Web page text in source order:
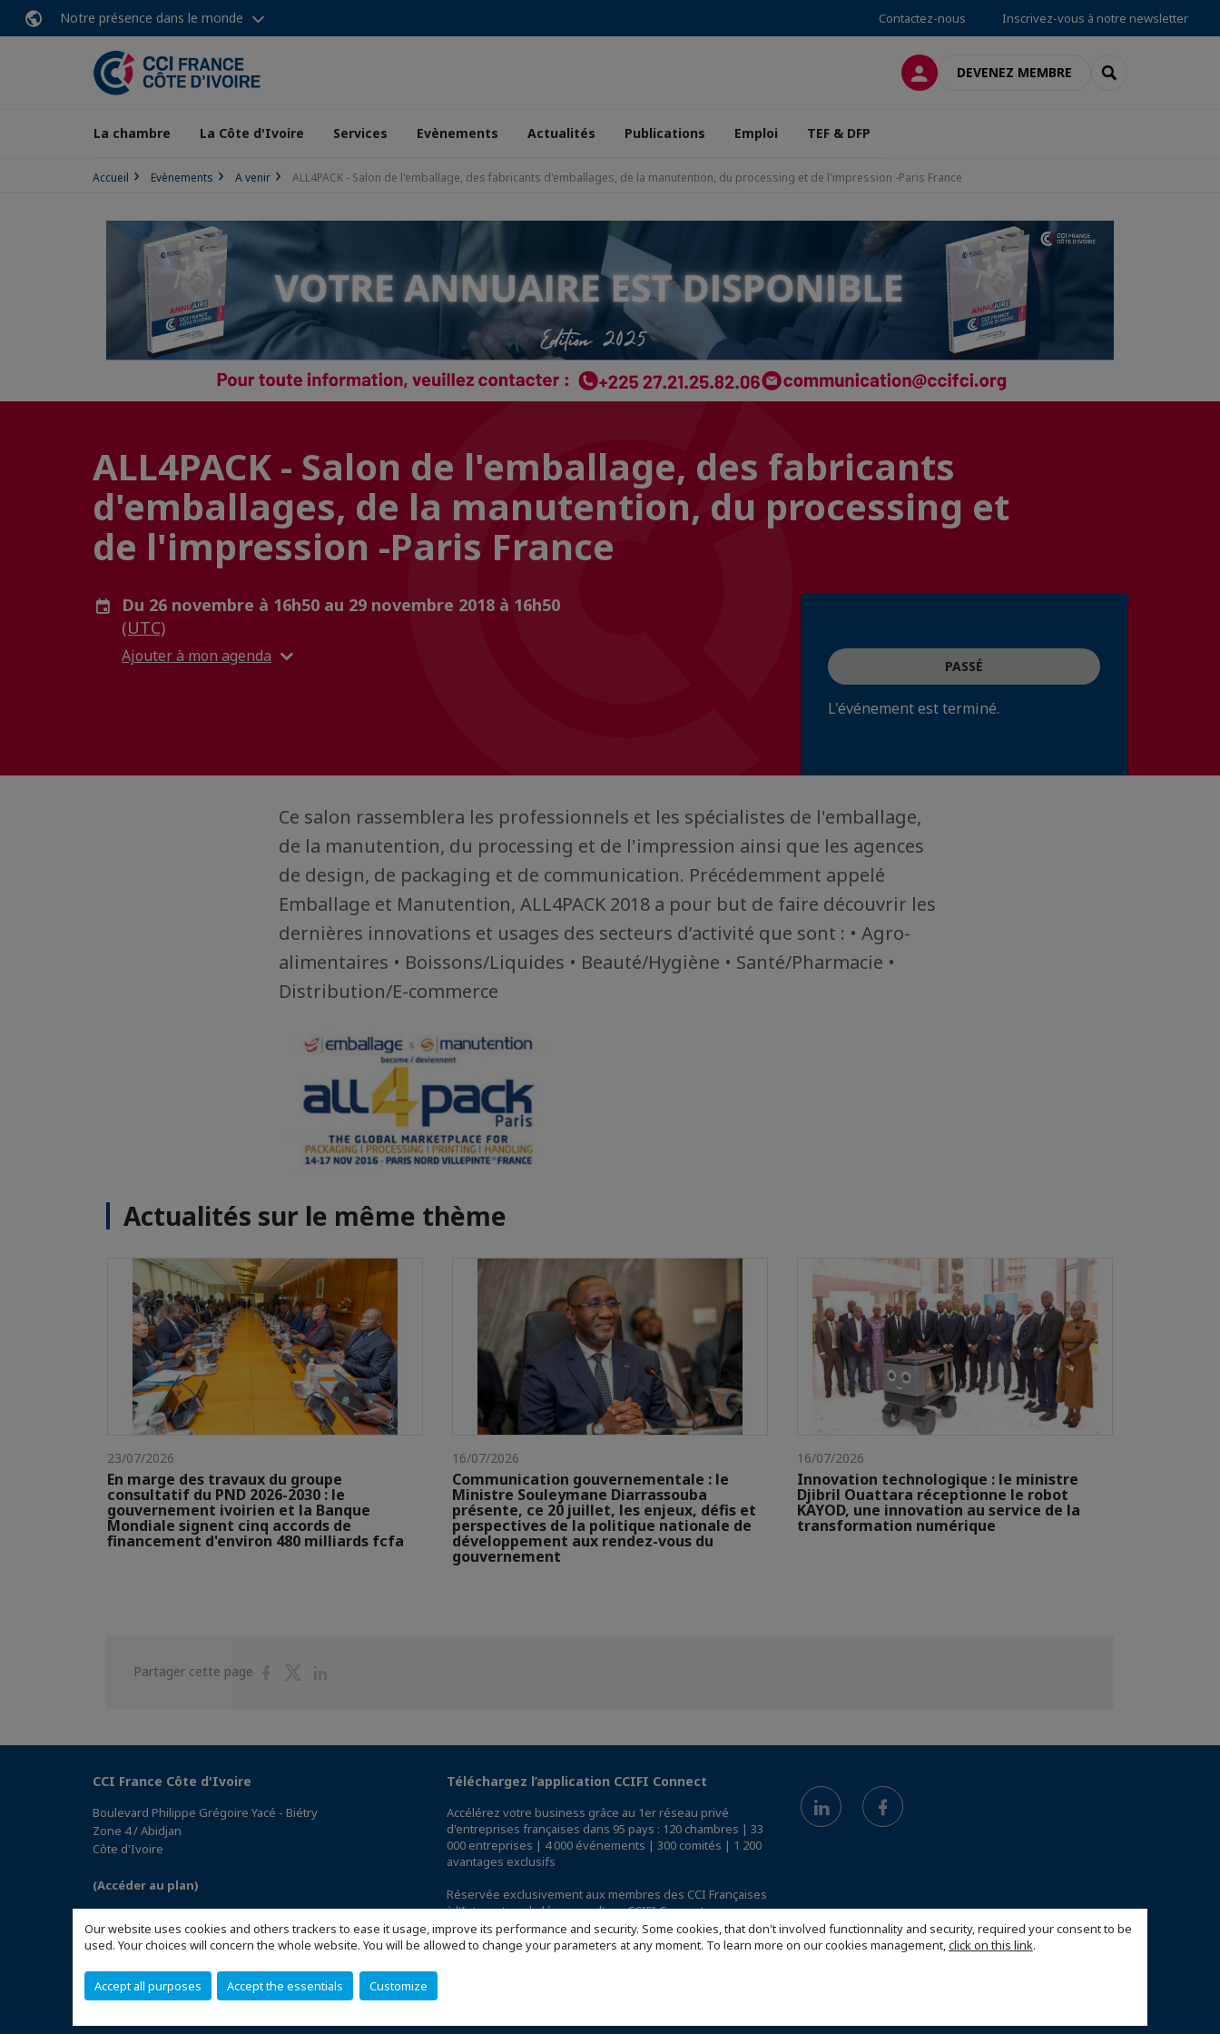
Our website uses cookies and others trackers to ease it usage, improve its performance and security. Some cookies, that don't involved functionnality and security, required your consent to be
used. Your choices will concern the whole website. You will be allowed to change your parameters at any moment. To learn more on our cookies management,click on this link.
Accept all purposes Accept the essentials Customize
Notre présence dans le monde Contactez-nous Inscrivez-vous à notre newsletter
CONNEXIONDEVENEZ MEMBRE RECHERCHER
La chambre La Côte d'Ivoire Services Evènements Actualités Publications Emploi TEF & DFP
Accueil Evènements A venir ALL4PACK - Salon de l'emballage, des fabricants d'emballages, de la manutention, du processing et de l'impression -Paris France
ALL4PACK - Salon de l'emballage, des fabricants
d'emballages, de la manutention, du processing et
de l'impression -Paris France
Du 26 novembre à 16h50 au 29 novembre 2018 à 16h50
(UTC)
Ajouter à mon agenda
PASSÉ
L'événement est terminé.
Ce salon rassemblera les professionnels et les spécialistes de l'emballage,
de la manutention, du processing et de l'impression ainsi que les agences
de design, de packaging et de communication. Précédemment appelé
Emballage et Manutention, ALL4PACK 2018 a pour but de faire découvrir les
dernières innovations et usages des secteurs d’activité que sont : • Agro-
alimentaires • Boissons/Liquides • Beauté/Hygiène • Santé/Pharmacie •
Distribution/E-commerce
Actualités sur le même thème
23/07/2026
En marge des travaux du groupe
consultatif du PND 2026-2030 : le
gouvernement ivoirien et la Banque
Mondiale signent cinq accords de
financement d'environ 480 milliards fcfa
16/07/2026
Communication gouvernementale : le
Ministre Souleymane Diarrassouba
présente, ce 20 juillet, les enjeux, défis et
perspectives de la politique nationale de
développement aux rendez-vous du
gouvernement
16/07/2026
Innovation technologique : le ministre
Djibril Ouattara réceptionne le robot
KAYOD, une innovation au service de la
transformation numérique
Partager cette page
PartagerPartager
CCI France Côte d'Ivoire
Boulevard Philippe Grégoire Yacé - Biétry
Zone 4 / Abidjan
Côte d'Ivoire
(Accéder au plan)
Téléchargez l’application CCIFI Connect
Accélérez votre business grâce au 1er réseau privé
d'entreprises françaises dans 95 pays : 120 chambres | 33
000 entreprises | 4 000 événements | 300 comités | 1 200
avantages exclusifs
Réservée exclusivement aux membres des CCI Françaises
à l'International,découvrez l'app CCIFI Connect.